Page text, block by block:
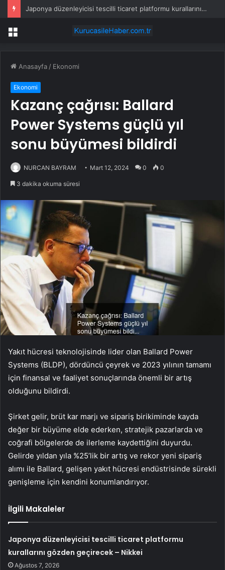
Japonya düzenleyicisi tescilli ticaret platformu kurallarını gözden geçirecek – Nikkei
Menü
Anasayfa / Ekonomi
Ekonomi
Kazanç çağrısı: Ballard
Power Systems güçlü yıl
sonu büyümesi bildirdi
NURCAN BAYRAM Mart 12, 2024 0 0
3 dakika okuma süresi
Yakıt hücresi teknolojisinde lider olan Ballard Power
Systems (BLDP), dördüncü çeyrek ve 2023 yılının tamamı
için finansal ve faaliyet sonuçlarında önemli bir artış
olduğunu bildirdi.
Şirket gelir, brüt kar marjı ve sipariş birikiminde kayda
değer bir büyüme elde ederken, stratejik pazarlarda ve
coğrafi bölgelerde de ilerleme kaydettiğini duyurdu.
Gelirde yıldan yıla %25’lik bir artış ve rekor yeni sipariş
alımı ile Ballard, gelişen yakıt hücresi endüstrisinde sürekli
genişleme için kendini konumlandırıyor.
İlgili Makaleler
Japonya düzenleyicisi tescilli ticaret platformu
kurallarını gözden geçirecek – Nikkei
Ağustos 7, 2026